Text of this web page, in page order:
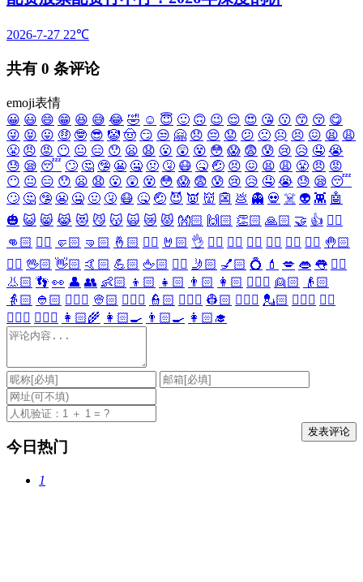
2026-7-27 22℃
共有 0 条评论
emoji表情
😀 😃 😄 😁 😆 😅 😂 🤣 ☺️ 😇 🙂 🙃 😉 😌 😍 😘 😗 😙 😚 😋
😜 😝 😛 🤑 🤓 😎 🤡 🤠 😏 😒 🤗 😞 😔 😟 😕 🙁 ☹️ 😣 😖 😫 😩
😤 😠 😡 😶 😐 😑 😯 😦 😧 😮 😲 😵 😳 😱 😨 😰 😢 😥 🤤 😭
😓 😪 😴 🙄 🤔 🤥 😬 🤐 🤢 🤧 😷 🤒 🤕 😣 😖 😫 😩 😤 😠 😡
😶 😐 😑 😯 😦 😧 😮 😲 😵 😳 😱 😨 😰 😢 😥 🤤 😭 😓 😪 😴
🙄 🤔 🤥 😬 🤐 🤢 🤧 😷 🤒 🤕 😈 👿 👹 👺 💩 👻 💀 ☠️ 👽 👾 🤖
🎃 😺 😸 😹 😻 😼 😽 🙀 😿 😾 👐🏻 🙌🏻 👏🏻 🙏🏻 🤝 👍 👎🏻
👊🏻 ✊🏻 🤛🏻 🤜🏻 🤞🏻 ✌🏻 🤘🏻 👌 👈🏻 👉🏻 👆🏻 👇🏻 ☝🏻 ✋🏻 🤚🏻
🖐🏻 🖖🏻 👋🏻 🤙🏻 💪🏻 🖕🏻 ✍🏻 🤳🏻 💅🏻 💍 💄 💋 👄 👅 👂🏻
👃🏻 👣 👀 👤 👥 👶🏻 👦🏻 👧🏻 👨🏻 👩🏻 👱🏻‍♀️ 👱🏻
👴🏻
👵🏻 👲🏻 👳🏻‍♀️ 👳🏻 👮🏻‍♀️ 👮🏻 👷🏻‍♀️ 👷🏻 💂🏻‍♀️ 💂🏻 🕵🏻‍♀️ 🕵🏻
👩🏻‍⚕️ 👨🏻‍⚕️ 👩🏻‍🌾 👩🏻‍🍳 👨🏻‍🍳 👩🏻‍🎓
今日热门
1